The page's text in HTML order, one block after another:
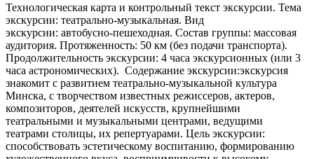
Технологическая карта и контрольный текст экскурсии. Тема
экскурсии: театрально-музыкальная. Вид
экскурсии: автобусно-пешеходная. Состав группы: массовая
аудитория. Протяженность: 50 км (без подачи транспорта).
Продолжительность экскурсии: 4 часа экскурсионных (или 3
часа астрономических). Содержание экскурсии:экскурсия
знакомит с развитием театрально-музыкальной культура
Минска, с творчеством известных режиссеров, актеров,
композиторов, деятелей искусств, крупнейшими
театральными и музыкальными центрами, ведущими
театрами столицы, их репертуарами. Цель экскурсии:
способствовать эстетическому воспитанию, формированию